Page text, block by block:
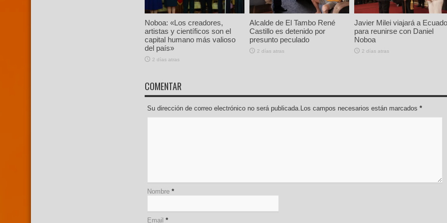
Noboa: «Los creadores,
artistas y científicos son el
capital humano más valioso
del país»
2 días atras
Alcalde de El Tambo René
Castillo es detenido por
presunto peculado
2 días atras
Javier Milei viajará a
para reunirse con Daniel
Noboa
2 días atras
COMENTAR
Su dirección de correo electrónico no será publicada.Los campos necesarios están marcados *
Nombre *
Email *